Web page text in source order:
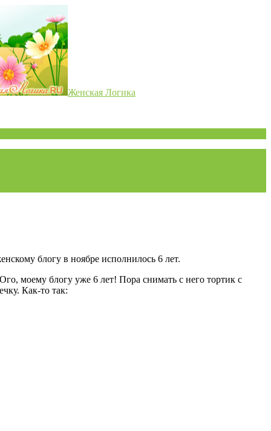
Женская Логика
блогу в ноябре исполнилось 6 лет.
моему блогу уже 6 лет! Пора снимать с него тортик с
Как-то так: